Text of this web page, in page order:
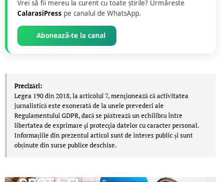
Vrei să fii mereu la curent cu toate știrile? Urmăreste
CalarasiPress pe canalul de WhatsApp.
Abonează-te la canal
Precizări:
Legea 190 din 2018, la articolul 7, menţionează că activitatea
jurnalistică este exonerată de la unele prevederi ale
Regulamentului GDPR, dacă se păstrează un echilibru între
libertatea de exprimare şi protecţia datelor cu caracter personal.
Informațiile din prezentul articol sunt de interes public și sunt
obținute din surse publice deschise.